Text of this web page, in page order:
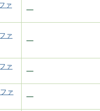
ァ
―
ァ
―
ァ
―
ァ
―